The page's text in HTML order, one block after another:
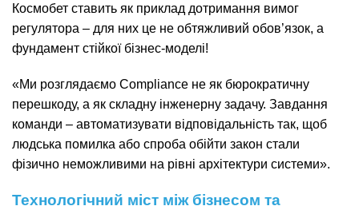
Космобет ставить як приклад дотримання вимог
регулятора – для них це не обтяжливий обов’язок, а
фундамент стійкої бізнес-моделі!
«Ми розглядаємо Compliance не як бюрократичну
перешкоду, а як складну інженерну задачу. Завдання
команди – автоматизувати відповідальність так, щоб
людська помилка або спроба обійти закон стали
фізично неможливими на рівні архітектури системи».
Технологічний міст між бізнесом та